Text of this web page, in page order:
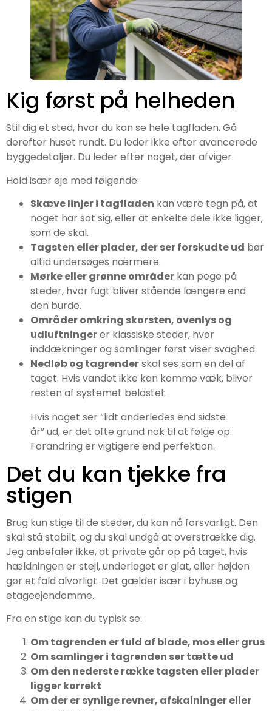
Kig først på helheden
Stil dig et sted, hvor du kan se hele tagfladen. Gå
derefter huset rundt. Du leder ikke efter avancerede
byggedetaljer. Du leder efter noget, der afviger.
Hold især øje med følgende:
Skæve linjer i tagfladen kan være tegn på, at
noget har sat sig, eller at enkelte dele ikke ligger,
som de skal.
Tagsten eller plader, der ser forskudte ud bør
altid undersøges nærmere.
Mørke eller grønne områder kan pege på
steder, hvor fugt bliver stående længere end
den burde.
Områder omkring skorsten, ovenlys og
udluftningerer klassiske steder, hvor
inddækninger og samlinger først viser svaghed.
Nedløb og tagrenderskal ses som en del af
taget. Hvis vandet ikke kan komme væk, bliver
resten af systemet belastet.
Hvis noget ser “lidt anderledes end sidste
år” ud, er det ofte grund nok til at følge op.
Forandring er vigtigere end perfektion.
Det du kan tjekke fra
stigen
Brug kun stige til de steder, du kan nå forsvarligt. Den
skal stå stabilt, og du skal undgå at overstrække dig.
Jeg anbefaler ikke, at private går op på taget, hvis
hældningen er stejl, underlaget er glat, eller højden
gør et fald alvorligt. Det gælder især i byhuse og
etageejendomme.
Fra en stige kan du typisk se:
Om tagrenden er fuld af blade, mos eller grus
Om samlinger i tagrenden ser tætte ud
Om den nederste række tagsten eller plader
ligger korrekt
Om der er synlige revner, afskalninger eller